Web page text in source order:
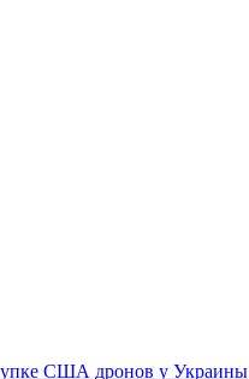
США дронов у Украины